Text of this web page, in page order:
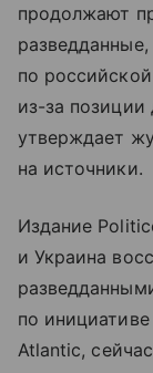
продолжают
по
из-за позиции
утверждает
на источники.
Издание
и Украина
по
Atlantic,